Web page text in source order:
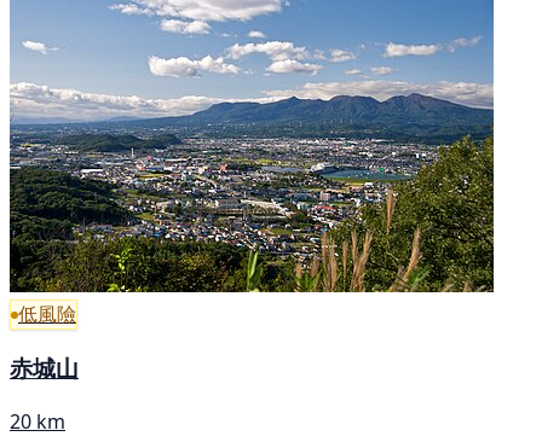
低風險
赤城山
20 km